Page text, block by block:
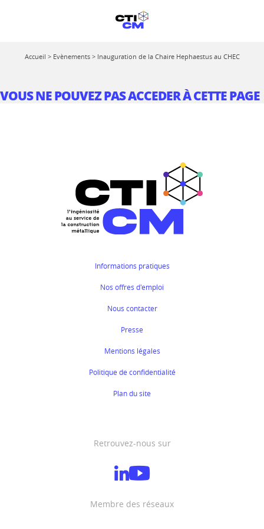
Accueil > Evènements> Inauguration de la Chaire Hephaestus au CHEC
VOUS NE POUVEZ PAS ACCEDER À CETTE PAGE
Informations pratiques
Nos offres d'emploi
Nous contacter
Presse
Mentions légales
Politique de confidentialité
Plan du site
Retrouvez-nous sur
Membre des réseaux